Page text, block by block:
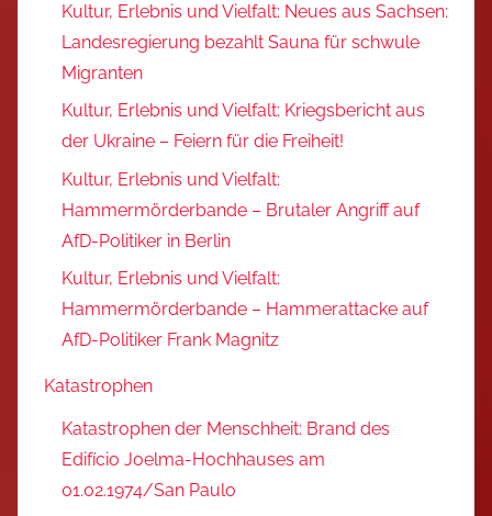
Kultur, Erlebnis und Vielfalt: Neues aus Sachsen:
Landesregierung bezahlt Sauna für schwule
Migranten
Kultur, Erlebnis und Vielfalt: Kriegsbericht aus
der Ukraine – Feiern für die Freiheit!
Kultur, Erlebnis und Vielfalt:
Hammermörderbande – Brutaler Angriff auf
AfD-Politiker in Berlin
Kultur, Erlebnis und Vielfalt:
Hammermörderbande – Hammerattacke auf
AfD-Politiker Frank Magnitz
Katastrophen
Katastrophen der Menschheit: Brand des
Edifício Joelma-Hochhauses am
01.02.1974/San Paulo